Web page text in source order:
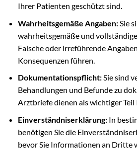
Ihrer Patienten geschützt sind.
Wahrheitsgemäße Angaben:Sie
wahrheitsgemäße und vollständige
Falsche oder irreführende
Konsequenzen führen.
Dokumentationspflicht:Sie sind
Behandlungen und Befunde zu
Arztbriefe dienen als wichtiger
Einverständniserklärung:In
benötigen Sie die
bevor Sie Informationen an Dritte